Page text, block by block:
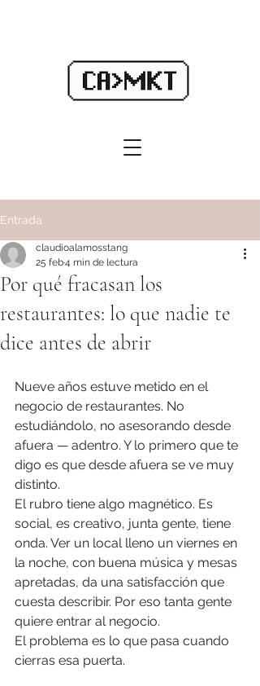
Entrada
Por qué fracasan los
restaurantes: lo que nadie te
dice antes de abrir
claudioalamosstang
25 feb4 min de lectura
Nueve años estuve metido en el
negocio de restaurantes. No
estudiándolo, no asesorando desde
afuera — adentro. Y lo primero que te
digo es que desde afuera se ve muy
distinto.
El rubro tiene algo magnético. Es
social, es creativo, junta gente, tiene
onda. Ver un local lleno un viernes en
la noche, con buena música y mesas
apretadas, da una satisfacción que
cuesta describir. Por eso tanta gente
quiere entrar al negocio.
El problema es lo que pasa cuando
cierras esa puerta.